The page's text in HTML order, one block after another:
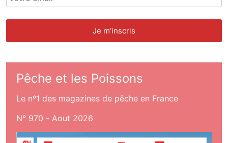
Pêche et les Poissons
Le nº1 des magazines de pêche en France
N° 970 - Aout 2026